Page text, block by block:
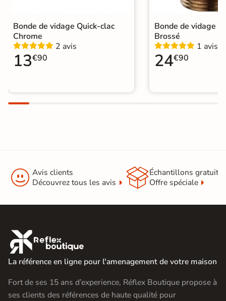
Bonde de vidage Quick-clac
Chrome
2 avis
13€90
Bonde de vidage
Brossé
1 avis
24€90
 Avis clients
Découvrez tous les avis
Échantillons gratuit
Offre spéciale

La référence en ligne pour l'amenagement de votre maison
Fort de ses 15 ans d’experience, Réflex Boutique propose à
ses clients des références de haute qualité pour